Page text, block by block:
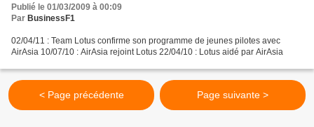
Publié le 01/03/2009 à 00:09
Par BusinessF1
02/04/11 : Team Lotus confirme son programme de jeunes pilotes avec
AirAsia 10/07/10 : AirAsia rejoint Lotus 22/04/10 : Lotus aidé par AirAsia
< Page précédente Page suivante >